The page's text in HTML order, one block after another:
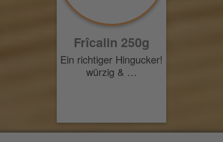
Frîcalin 250g
Ein richtiger Hingucker!
würzig & …